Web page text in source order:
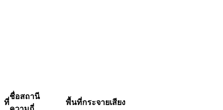
ที่
ชื่อสถานี
พื้นที่กระจายเสียง